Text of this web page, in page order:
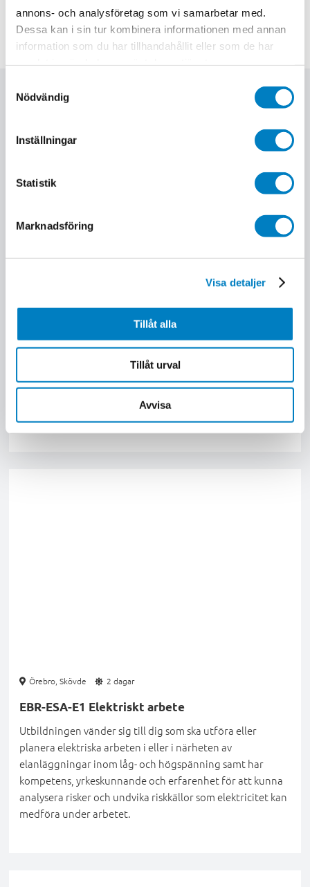
annons- och analysföretag som vi samarbetar med.
Dessa kan i sin tur kombinera informationen med annan
information som du har tillhandahållit eller som de har
Nödvändig
Inställningar
Statistik
Marknadsföring
Visa detaljer
Tillåt alla
Tillåt urval
Avvisa
Ladda ner
Relaterade utbildningar
Örebro 4 dagar Nästa start: 15 sep 2026
ställs i Elsäkerhetsverkets föreskrifter ELSÄK-FS 2017:4.
Örebro, Skövde 2 dagar
EBR-ESA-E1 Elektriskt arbete
Utbildningen vänder sig till dig som ska utföra eller
planera elektriska arbeten i eller i närheten av
elanläggningar inom låg- och högspänning samt har
kompetens, yrkeskunnande och erfarenhet för att kunna
analysera risker och undvika riskkällor som elektricitet kan
medföra under arbetet.